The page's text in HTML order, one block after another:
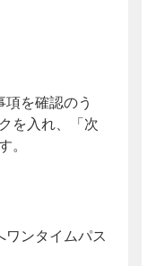
項を確認のう
を入れ、「次
。
ワンタイムパス